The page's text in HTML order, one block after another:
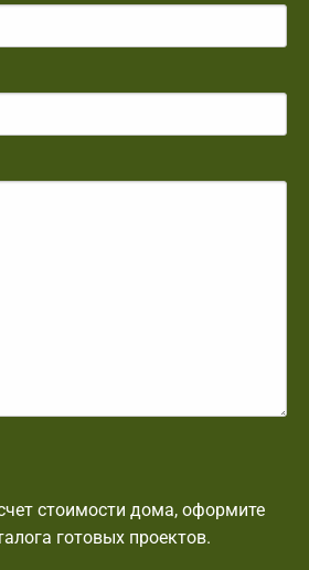
стоимости дома, оформите
готовых проектов.